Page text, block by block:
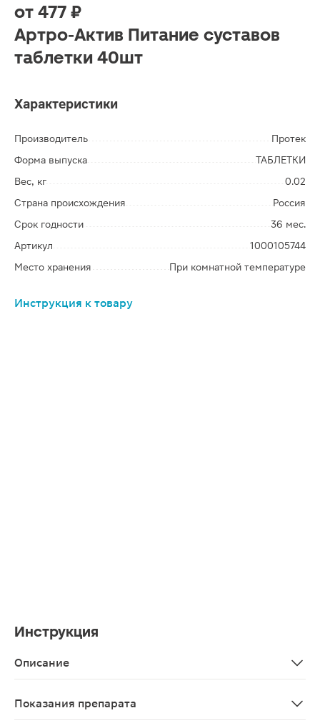
от 477 ₽
Артро-Актив Питание суставов
таблетки 40шт
Характеристики
Производитель
Протек
Форма выпуска
ТАБЛЕТКИ
Вес, кг
0.02
Страна происхождения
Россия
Срок годности
36 мес.
Артикул
1000105744
Место хранения
При комнатной температуре
Инструкция к товару
Инструкция
Описание
Показания препарата